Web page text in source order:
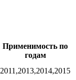
Применимость по
годам
2011,2013,2014,2015